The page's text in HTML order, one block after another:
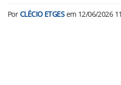
PorCLÉCIO ETGESem 12/06/2026